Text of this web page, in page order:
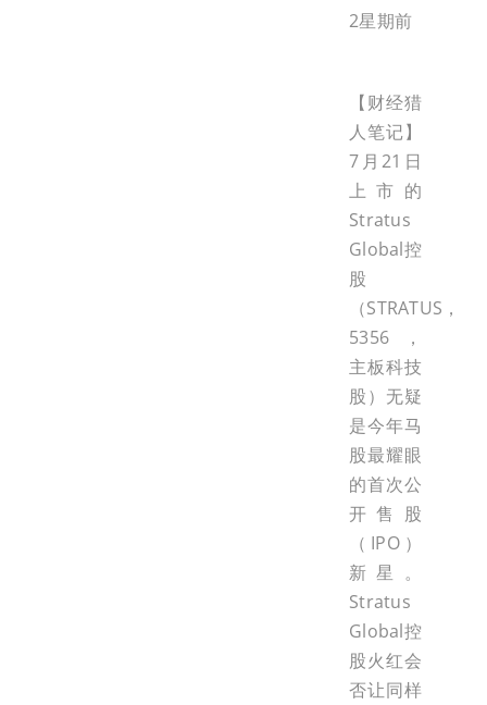
2星期前
【财经猎
人笔记】
7月21日
上市的
Stratus
Global控
股
（STRATUS，
5356，
主板科技
股）无疑
是今年马
股最耀眼
的首次公
开售股
（IPO）
新星。
Stratus
Global控
股火红会
否让同样